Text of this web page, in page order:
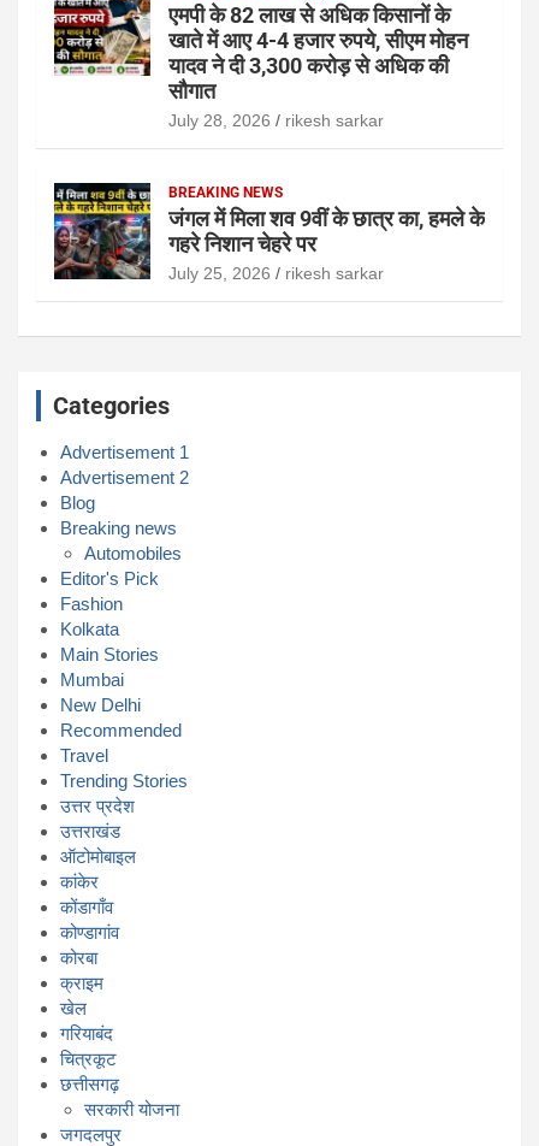
एमपी के 82 लाख से अधिक किसानों के
खाते में आए 4-4 हजार रुपये, सीएम मोहन
यादव ने दी 3,300 करोड़ से अधिक की
सौगात
July 28, 2026 rikesh sarkar
BREAKING NEWS
जंगल में मिला शव 9वीं के छात्र का, हमले के
गहरे निशान चेहरे पर
July 25, 2026 rikesh sarkar
Categories
Advertisement 1
Advertisement 2
Blog
Breaking news
Automobiles
Editor's Pick
Fashion
Kolkata
Main Stories
Mumbai
New Delhi
Recommended
Travel
Trending Stories
उत्तर प्रदेश
उत्तराखंड
ऑटोमोबाइल
कांकेर
कोंडागाँव
कोण्डागांव
कोरबा
क्राइम
खेल
गरियाबंद
चित्रकूट
छत्तीसगढ़
सरकारी योजना
जगदलपुर